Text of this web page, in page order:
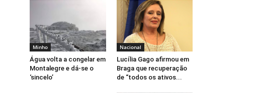
Minho
Água volta a congelar em
Montalegre e dá-se o
‘sincelo’
Nacional
Lucília Gago afirmou em
Braga que recuperação
de “todos os ativos...